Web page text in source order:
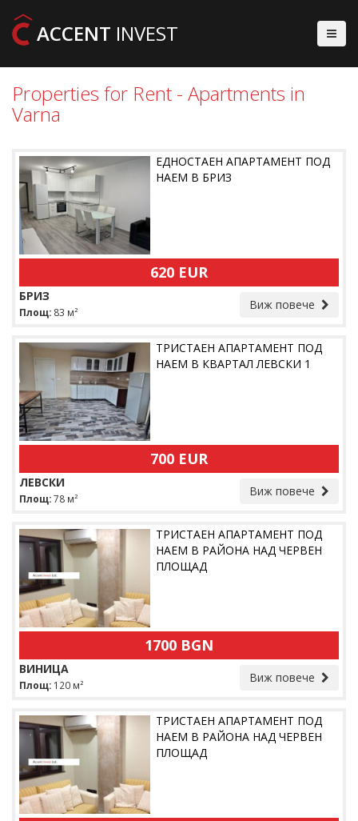
ACCENT INVEST
Properties for Rent - Apartments in
Varna
ЕДНОСТАЕН АПАРТАМЕНТ ПОД
НАЕМ В БРИЗ
620 EUR
Виж повече
БРИЗ
Площ: 83 м²
ТРИСТАЕН АПАРТАМЕНТ ПОД
НАЕМ В КВАРТАЛ ЛЕВСКИ 1
700 EUR
Виж повече
ЛЕВСКИ
Площ:78 м²
ТРИСТАЕН АПАРТАМЕНТ ПОД
НАЕМ В РАЙОНА НАД ЧЕРВЕН
ПЛОЩАД
1700 BGN
Виж повече
ВИНИЦА
Площ: 120 м²
ТРИСТАЕН АПАРТАМЕНТ ПОД
НАЕМ В РАЙОНА НАД ЧЕРВЕН
ПЛОЩАД